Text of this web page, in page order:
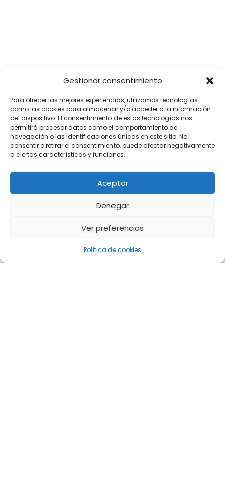
Gestionar consentimiento
Para ofrecer las mejores experiencias, utilizamos tecnologías
como las cookies para almacenar y/o acceder a la información
del dispositivo. El consentimiento de estas tecnologías nos
permitirá procesar datos como el comportamiento de
navegación o las identificaciones únicas en este sitio. No
consentir o retirar el consentimiento, puede afectar negativamente
a ciertas características y funciones.
Aceptar
Denegar
Ver preferencias
Política de cookies